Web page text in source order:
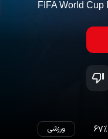
FIFA World
67% ورزشی